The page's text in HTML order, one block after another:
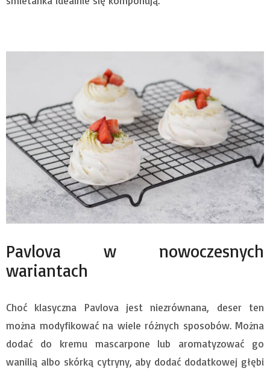
Pavlova w nowoczesnych
wariantach
Choć klasyczna Pavlova jest niezrównana, deser ten
można modyfikować na wiele różnych sposobów. Można
dodać do kremu mascarpone lub aromatyzować go
wanilią albo skórką cytryny, aby dodać dodatkowej głębi